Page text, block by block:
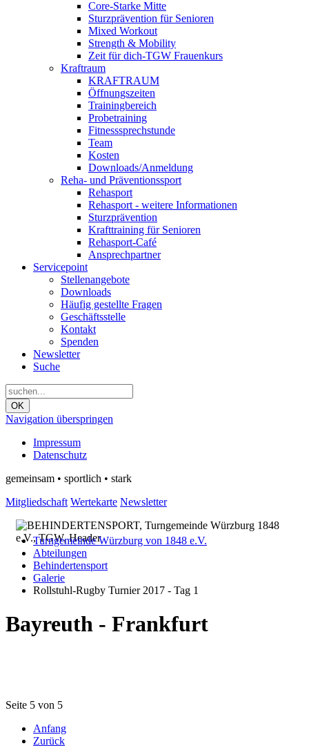
Core-Starke Mitte
Sturzprävention für Senioren
Mixed Workout
Strength & Mobility
Zeit für dich-TGW Frauenkurs
Kraftraum
KRAFTRAUM
Öffnungszeiten
Trainingbereich
Probetraining
Fitnesssprechstunde
Team
Kosten
Downloads/Anmeldung
Reha- und Präventionssport
Rehasport
Rehasport - weitere Informationen
Sturzprävention
Krafttraining für Senioren
Rehasport-Café
Ansprechpartner
Servicepoint
Stellenangebote
Downloads
Häufig gestellte Fragen
Geschäftsstelle
Kontakt
Spenden
Newsletter
Suche
OK
Navigation überspringen
Impressum
Datenschutz
gemeinsam • sportlich • stark
Mitgliedschaft Wertekarte Newsletter
Turngemeinde Würzburg von 1848 e.V.
Abteilungen
Behindertensport
Galerie
Rollstuhl-Rugby Turnier 2017 - Tag 1
Bayreuth - Frankfurt
Seite 5 von 5
Anfang
Zurück